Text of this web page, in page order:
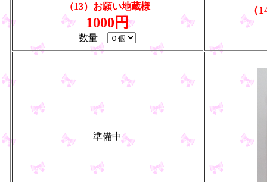
（13）お願い地蔵様
1000円
数量
（
準備中